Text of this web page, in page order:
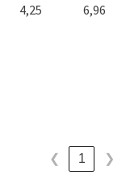
4,25 6,96
❮ 1 ❯